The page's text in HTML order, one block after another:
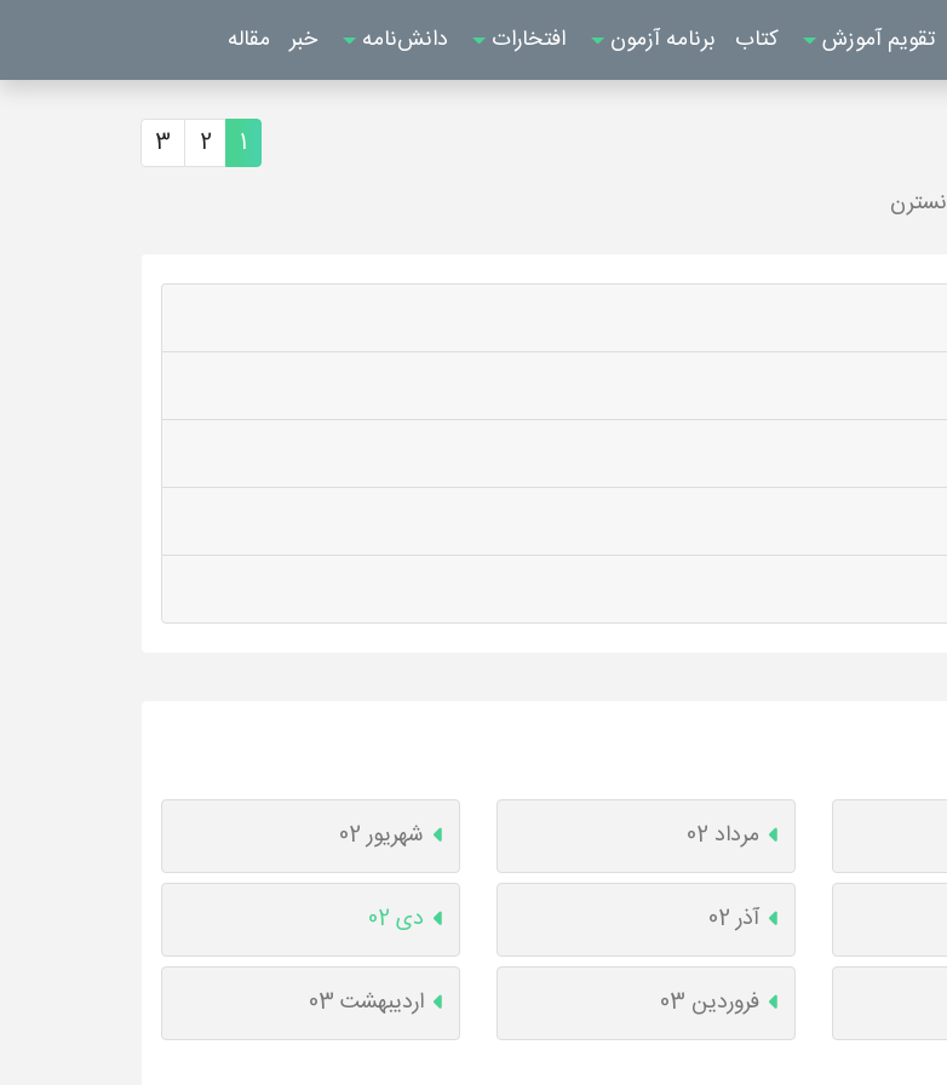
تقویم آموزش کتاب برنامه آزمون افتخارات دانش‌نامه خبر مقاله
1
2
3
نسترن
مرداد 02 شهریور 02
آذر 02 دی 02
فروردین 03 اردیبهشت 03